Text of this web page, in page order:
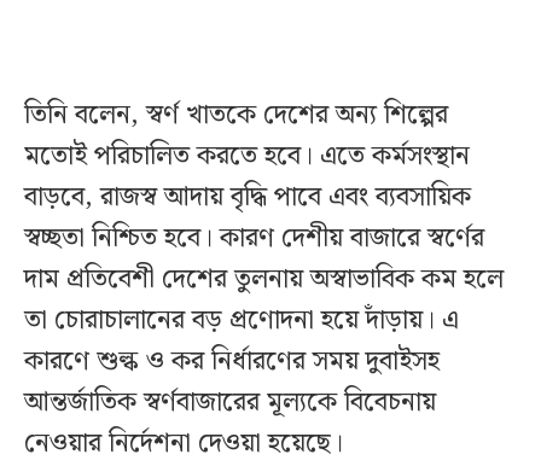
তিনি বলেন, স্বর্ণ খাতকে দেশের অন্য শিল্পের
মতোই পরিচালিত করতে হবে। এতে কর্মসংস্থান
বাড়বে, রাজস্ব আদায় বৃদ্ধি পাবে এবং ব্যবসায়িক
স্বচ্ছতা নিশ্চিত হবে। কারণ দেশীয় বাজারে স্বর্ণের
দাম প্রতিবেশী দেশের তুলনায় অস্বাভাবিক কম হলে
তা চোরাচালানের বড় প্রণোদনা হয়ে দাঁড়ায়। এ
কারণে শুল্ক ও কর নির্ধারণের সময় দুবাইসহ
আন্তর্জাতিক স্বর্ণবাজারের মূল্যকে বিবেচনায়
নেওয়ার নির্দেশনা দেওয়া হয়েছে।